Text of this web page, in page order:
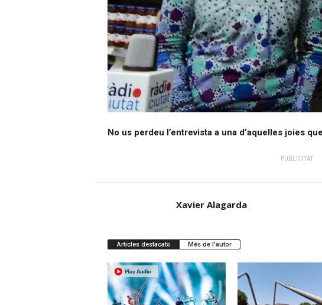
No us perdeu l’entrevista a una d’aquelles joies
PUBLICITAT
Xavier Alagarda
Articles destacats Més de l'autor